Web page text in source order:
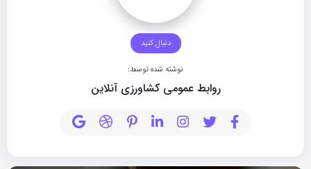
دنبال کنید
نوشته شده توسط:
روابط عمومی کشاورزی آنلاین